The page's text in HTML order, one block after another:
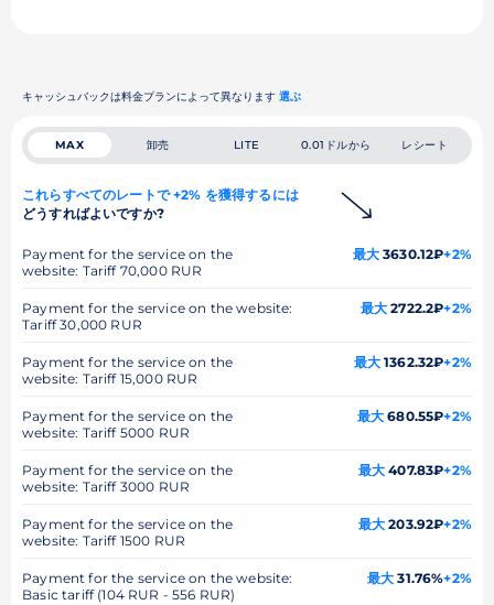
キャッシュバックは料金プランによって異なります 選ぶ
MAX 卸売 LITE 0.01ドルから レシート
これらすべてのレートで +2% を獲得するには
どうすればよいですか?
Payment for the service on the
website: Tariff 70,000 RUR
最大3630.12₽+2%
Payment for the service on the website:
Tariff 30,000 RUR
最大 2722.2₽+2%
Payment for the service on the
website: Tariff 15,000 RUR
最大1362.32₽+2%
Payment for the service on the
website: Tariff 5000 RUR
最大 680.55₽+2%
Payment for the service on the
website: Tariff 3000 RUR
最大 407.83₽+2%
Payment for the service on the
website: Tariff 1500 RUR
最大 203.92₽+2%
Payment for the service on the website:
Basic tariff (104 RUR - 556 RUR)
最大 31.76%+2%